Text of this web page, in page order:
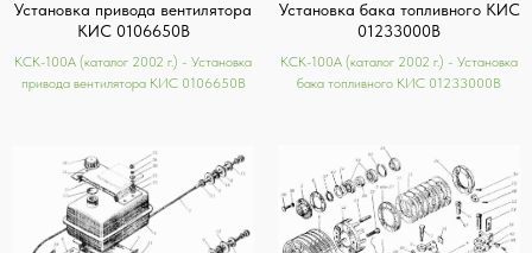
Установка привода вентилятора
КИС 0106650В
КСК-100А (каталог 2002 г.) - Установка
привода вентилятора КИС 0106650В
Установка бака топливного КИС
01233000В
КСК-100А (каталог 2002 г.) - Установка
бака топливного КИС 01233000В